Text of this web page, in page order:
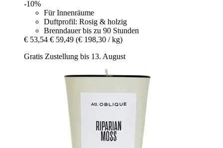
-10%
Für Innenräume
Duftprofil: Rosig & holzig
Brenndauer bis zu 90 Stunden
€ 53,54 € 59,49 (€ 198,30 / kg)
Gratis Zustellung bis 13. August